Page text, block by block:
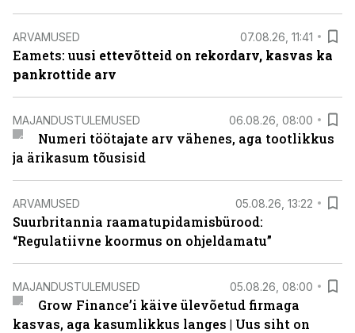
ARVAMUSED 07.08.26, 11:41
Eamets: uusi ettevõtteid on rekordarv, kasvas ka
pankrottide arv
MAJANDUSTULEMUSED 06.08.26, 08:00
Numeri töötajate arv vähenes, aga tootlikkus
ja ärikasum tõusisid
ARVAMUSED 05.08.26, 13:22
Suurbritannia raamatupidamisbürood:
“Regulatiivne koormus on ohjeldamatu”
MAJANDUSTULEMUSED 05.08.26, 08:00
Grow Finance’i käive ülevõetud firmaga
kasvas, aga kasumlikkus langes | Uus siht on